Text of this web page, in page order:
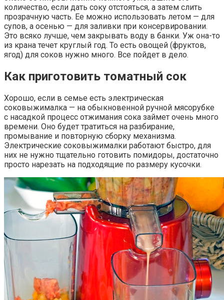
количество, если дать соку отстояться, а затем слить
прозрачную часть. Ее можно использовать летом — для
супов, а осенью — для заливки при консервировании.
Это всяко лучше, чем закрывать воду в банки. Уж она-то
из крана течет круглый год. То есть овощей (фруктов,
ягод) для соков нужно много. Все пойдет в дело.
Как приготовить томатный сок
Хорошо, если в семье есть электрическая
соковыжималка — на обыкновенной ручной мясорубке
с насадкой процесс отжимания сока займет очень много
времени. Оно будет тратиться на разбирание,
промывание и повторную сборку механизма.
Электрические соковыжималки работают быстро, для
них не нужно тщательно готовить помидоры, достаточно
просто нарезать на подходящие по размеру кусочки.